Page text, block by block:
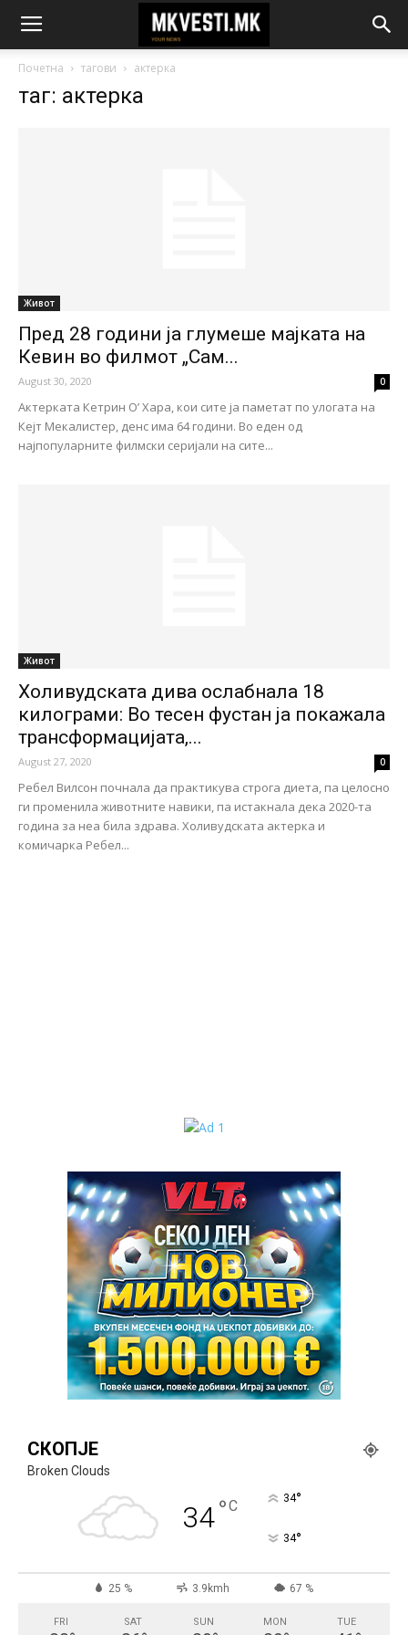
Почетна тагови актерка
таг: актерка
Живот
Пред 28 години ја глумеше мајката на
Кевин во филмот „Сам...
August 30, 2020 0
Актерката Кетрин О’ Хара, кои сите ја паметат по улогата на
Кејт Мекалистер, денс има 64 години. Во еден од
најпопуларните филмски серијали на сите...
Живот
Холивудската дива ослабнала 18
килограми: Во тесен фустан ја покажала
трансформацијата,...
August 27, 2020 0
Ребел Вилсон почнала да практикува строга диета, па целосно
ги променила животните навики, па истакнала дека 2020-та
година за неа била здрава. Холивудската актерка и
комичарка Ребел...
СКОПЈЕ
Broken Clouds
34°C 34°
34°
25 % 3.9kmh 67 %
FRI SAT SUN MON TUE